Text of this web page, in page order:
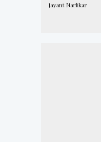
Jayant Narlikar